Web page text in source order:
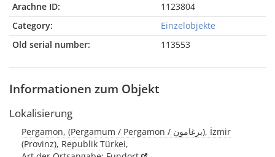
Arachne ID:
1123804
Category:
Einzelobjekte
Old serial number:
113553
Informationen zum Objekt
Lokalisierung
Pergamon, (Pergamum / Pergamon / برغامون), İzmir
(Provinz), Republik Türkei,